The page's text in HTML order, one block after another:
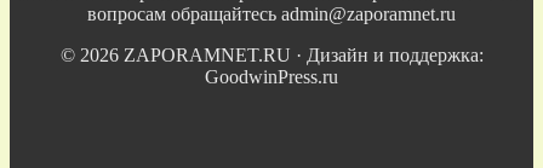
вопросам обращайтесь admin@zaporamnet.ru
© 2026 ZAPORAMNET.RU · Дизайн и поддержка:
GoodwinPress.ru